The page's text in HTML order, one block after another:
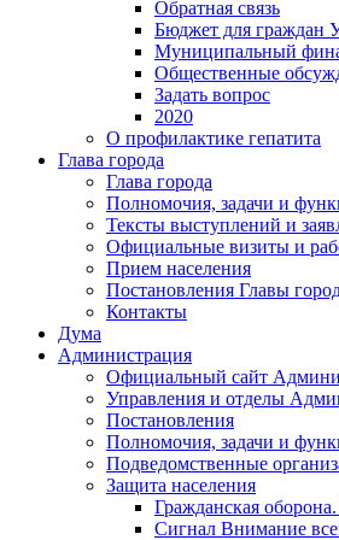
Обратная связь
Бюджет для граждан
Муниципальный
Общественные
Задать вопрос
2020
О профилактике гепатита
Глава города
Глава города
Полномочия, задачи и
Тексты выступлений и
Официальные визиты и
Прием населения
Постановления Главы
Контакты
Дума
Администрация
Официальный сайт
Управления и отделы
Постановления
Полномочия, задачи и
Подведомственные
Защита населения
Гражданская
Сигнал Внимание